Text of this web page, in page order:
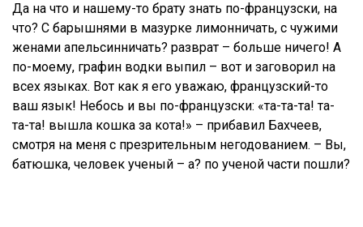
Да на что и нашему-то брату знать по-французски, на
что? С барышнями в мазурке лимонничать, с чужими
женами апельсинничать? разврат – больше ничего! А
по-моему, графин водки выпил – вот и заговорил на
всех языках. Вот как я его уважаю, французский-то
ваш язык! Небось и вы по-французски: «та-та-та! та-
та-та! вышла кошка за кота!» – прибавил Бахчеев,
смотря на меня с презрительным негодованием. – Вы,
батюшка, человек ученый – а? по ученой части пошли?